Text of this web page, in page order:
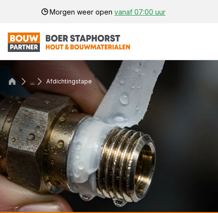
Morgen weer open vanaf 07:00 uur
... Afdichtingstape